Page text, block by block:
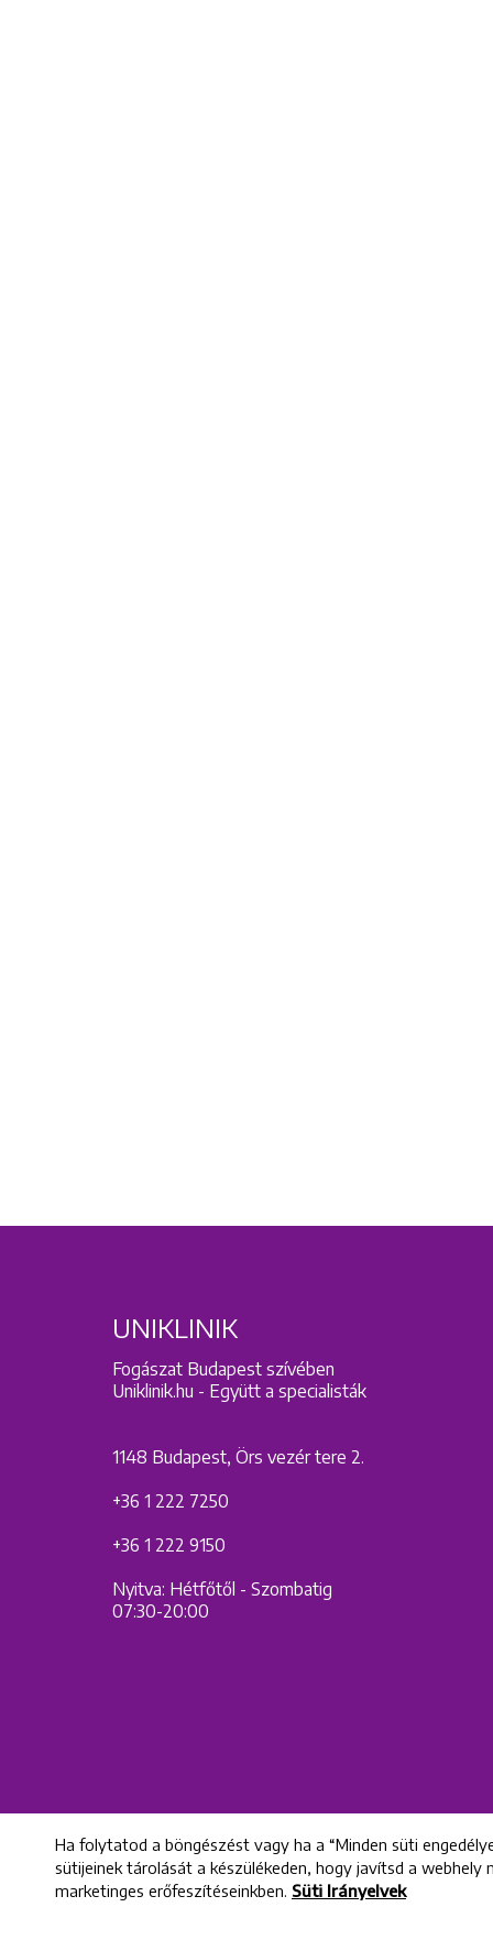
UNIKLINIK
Fogászat Budapest szívében
Uniklinik.hu - Együtt a specialisták
1148 Budapest, Örs vezér tere 2.
+36 1 222 7250
+36 1 222 9150
Nyitva: Hétfőtől - Szombatig
07:30-20:00
Ha folytatod a böngészést vagy ha a “Minden süti
sütijeinek tárolását a készülékeden, hogy javítsd a
marketinges erőfeszítéseinkben. Süti Irányelvek